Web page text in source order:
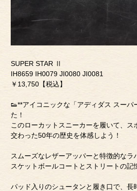
SUPER STAR Ⅱ
IH8659 IH0079 JI0080 JI0081
￥13,750【税込】
👟**アイコニックな「アディダス スーパ
た！
このローカットスニーカーを履いて、ス
交わった50年の歴史を体感しよう！
スムーズなレザーアッパーと特徴的なラ
スケットボールコートとストリートの記
パッド入りのシュータンと履き口で、長